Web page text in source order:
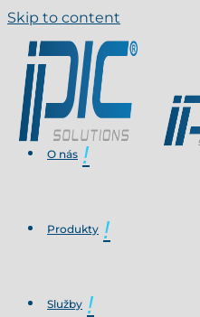
Skip to content
O nás
Produkty
Služby